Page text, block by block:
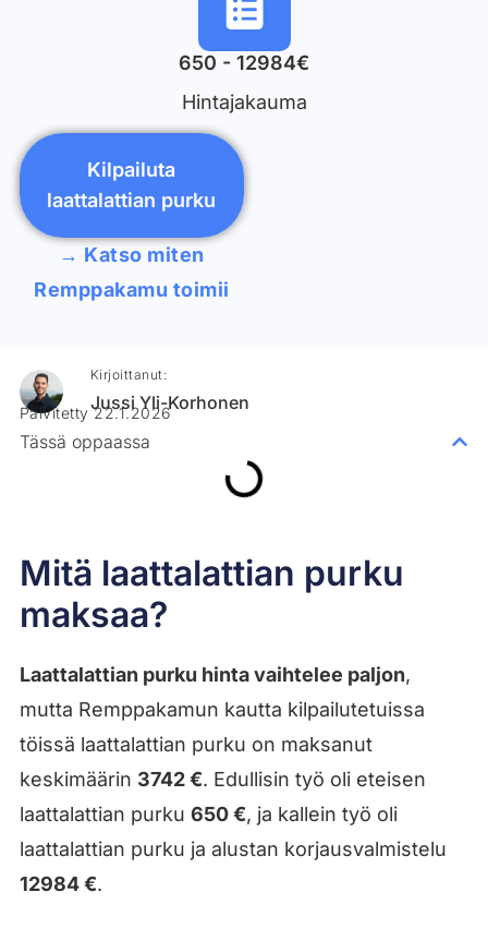
650 - 12984€
Hintajakauma
Kilpailuta
laattalattian purku
→ Katso miten
Remppakamu toimii
Mitä laattalattian purku
maksaa?
Laattalattian purku hinta vaihtelee paljon,
mutta Remppakamun kautta kilpailutetuissa
töissä laattalattian purku on maksanut
keskimäärin 3742 €. Edullisin työ oli eteisen
laattalattian purku 650 €, ja kallein työ oli
laattalattian purku ja alustan korjausvalmistelu
12984 €.
Kirjoittanut:
Jussi Yli-Korhonen
Päivitetty 22.1.2026
Tässä oppaassa